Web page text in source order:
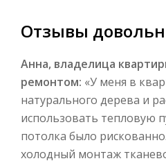
Отзывы
Анна, владелица
ремонтом: «У меня в
натурального дерева и
использовать тепловую
потолка было
холодный монтаж